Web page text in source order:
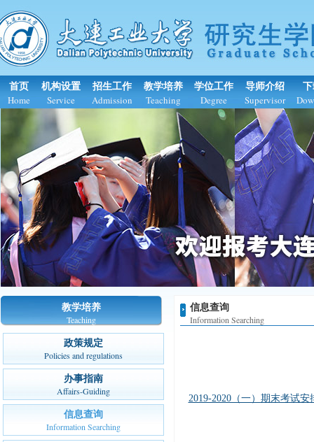
首页
Home
机构设置
Service
招生工作
Admission
教学培养
Teaching
学位工作
Degree
导师介绍
Supervisor
教学培养
Teaching
政策规定
Policies and regulations
办事指南
Affairs-Guiding
信息查询
Information Searching
信息查询
Information Searching
2019-2020（一）期末考试安